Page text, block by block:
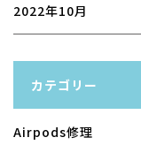
2022年10月
カテゴリー
Airpods修理